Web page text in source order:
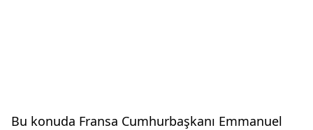
Bu konuda Fransa Cumhurbaşkanı Emmanuel